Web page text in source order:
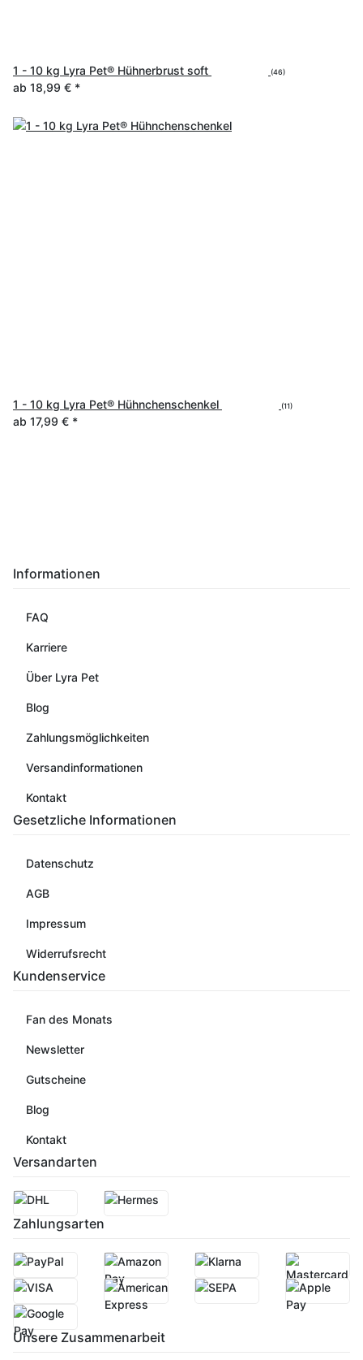
1 - 10 kg Lyra Pet® Hühnerbrust soft (46)
ab 18,99 € *
1 - 10 kg Lyra Pet® Hühnchenschenkel (11)
ab 17,99 € *
Informationen
FAQ
Karriere
Über Lyra Pet
Blog
Zahlungsmöglichkeiten
Versandinformationen
Kontakt
Gesetzliche Informationen
Datenschutz
AGB
Impressum
Widerrufsrecht
Kundenservice
Fan des Monats
Newsletter
Gutscheine
Blog
Kontakt
Versandarten
Zahlungsarten
Unsere Zusammenarbeit